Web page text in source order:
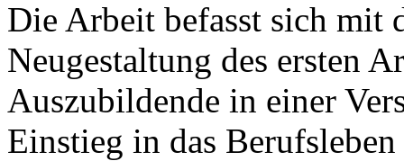
Die Arbeit befasst sich mit
Neugestaltung des ersten
Auszubildende in einer
Einstieg in das